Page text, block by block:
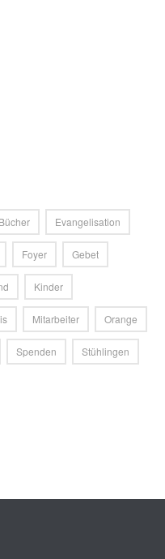
Bücher Evangelisation
Foyer Gebet
Kinder
Mitarbeiter Orange
Spenden Stühlingen